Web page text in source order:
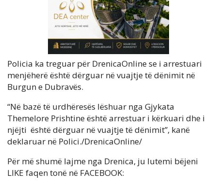
Policia ka treguar për DrenicaOnline se i arrestuari
menjëherë është dërguar në vuajtje të dënimit në
Burgun e Dubravës.
“Në bazë të urdhëresës lëshuar nga Gjykata
Themelore Prishtine është arrestuar i kërkuari dhe i
njëjti është dërguar në vuajtje të dënimit”, kanë
deklaruar në Polici./DrenicaOnline/
Për më shumë lajme nga Drenica, ju lutemi bëjeni
LIKE faqen tonë në FACEBOOK: